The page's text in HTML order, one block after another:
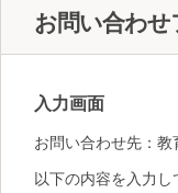
お問い合わせ
入力画面
お問い合わせ先：
以下の内容を入力し